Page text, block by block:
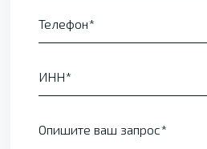
Телефон
ИНН
Опишите ваш запрос